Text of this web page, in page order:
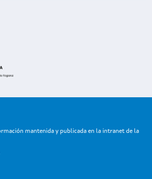
mantenida y publicada en la intranet de la